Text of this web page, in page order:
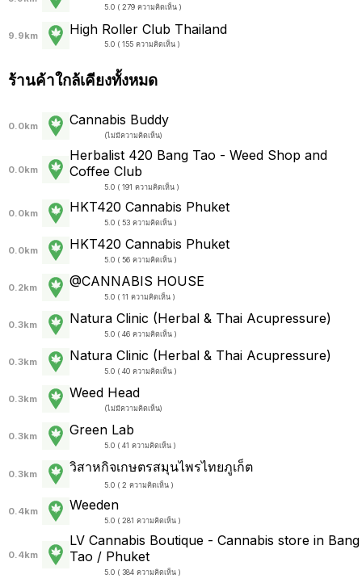
5.0 ( 279 ความคิดเห็น )
9.9km High Roller Club Thailand
5.0 ( 155 ความคิดเห็น )
ร้านค้าใกล้เคียงทั้งหมด
0.0km Cannabis Buddy
(ไม่มีความคิดเห็น)
0.0km
Herbalist 420 Bang Tao - Weed Shop and
Coffee Club
5.0 ( 191 ความคิดเห็น )
0.0km HKT420 Cannabis Phuket
5.0 ( 53 ความคิดเห็น )
0.0km HKT420 Cannabis Phuket
5.0 ( 56 ความคิดเห็น )
0.2km @CANNABIS HOUSE
5.0 ( 11 ความคิดเห็น )
0.3km Natura Clinic (Herbal & Thai Acupressure)
5.0 ( 46 ความคิดเห็น )
0.3km Natura Clinic (Herbal & Thai Acupressure)
5.0 ( 40 ความคิดเห็น )
0.3km Weed Head
(ไม่มีความคิดเห็น)
0.3km Green Lab
5.0 ( 41 ความคิดเห็น )
0.3km วิสาหกิจเกษตรสมุนไพรไทยภูเก็ต
5.0 ( 2 ความคิดเห็น )
0.4km Weeden
5.0 ( 281 ความคิดเห็น )
0.4km
LV Cannabis Boutique - Cannabis store in Bang
Tao / Phuket
5.0 ( 384 ความคิดเห็น )